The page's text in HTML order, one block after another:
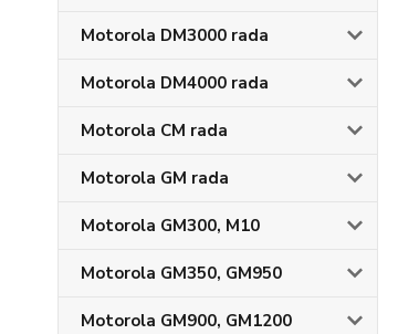
Motorola DM3000 rada
Motorola DM4000 rada
Motorola CM rada
Motorola GM rada
Motorola GM300, M10
Motorola GM350, GM950
Motorola GM900, GM1200